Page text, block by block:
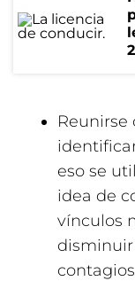
Reunirse
eso se
idea de
vínculos